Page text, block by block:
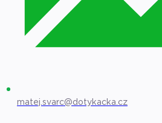
matej.svarc@dotykacka.cz